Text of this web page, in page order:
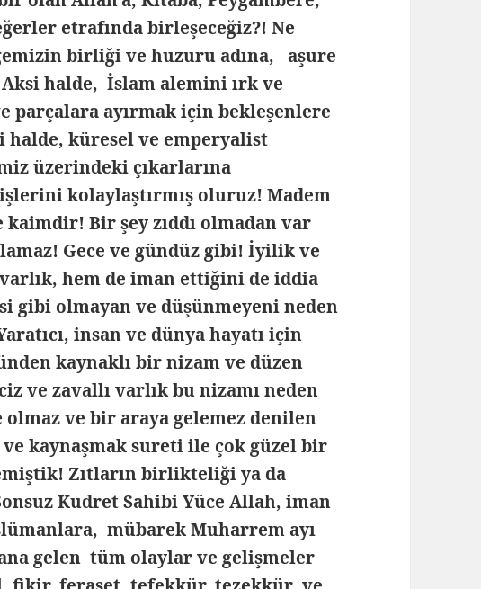
etrafında birleşeceğiz?! Ne
birliği ve huzuru adına, aşure
Aksi halde, İslam alemini ırk ve
parçalara ayırmak için bekleşenlere
halde, küresel ve emperyalist
üzerindeki çıkarlarına
kolaylaştırmış oluruz! Madem
kaimdir! Bir şey zıddı olmadan var
Gece ve gündüz gibi! İyilik ve
hem de iman ettiğini de iddia
gibi olmayan ve düşünmeyeni neden
insan ve dünya hayatı için
kaynaklı bir nizam ve düzen
ve zavallı varlık bu nizamı neden
olmaz ve bir araya gelemez denilen
kaynaşmak sureti ile çok güzel bir
Zıtların birlikteliği ya da
Kudret Sahibi Yüce Allah, iman
mübarek Muharrem ayı
gelen tüm olaylar ve gelişmeler